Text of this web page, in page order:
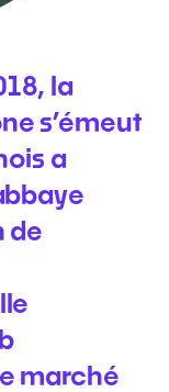
la
s’émeut
a
de
marché